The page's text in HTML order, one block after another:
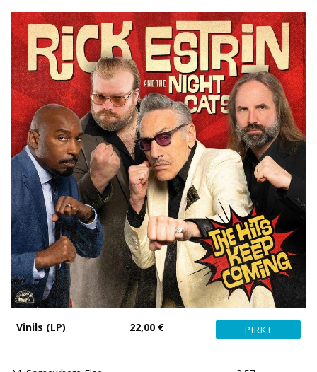
Vinils (LP) 22,00 €